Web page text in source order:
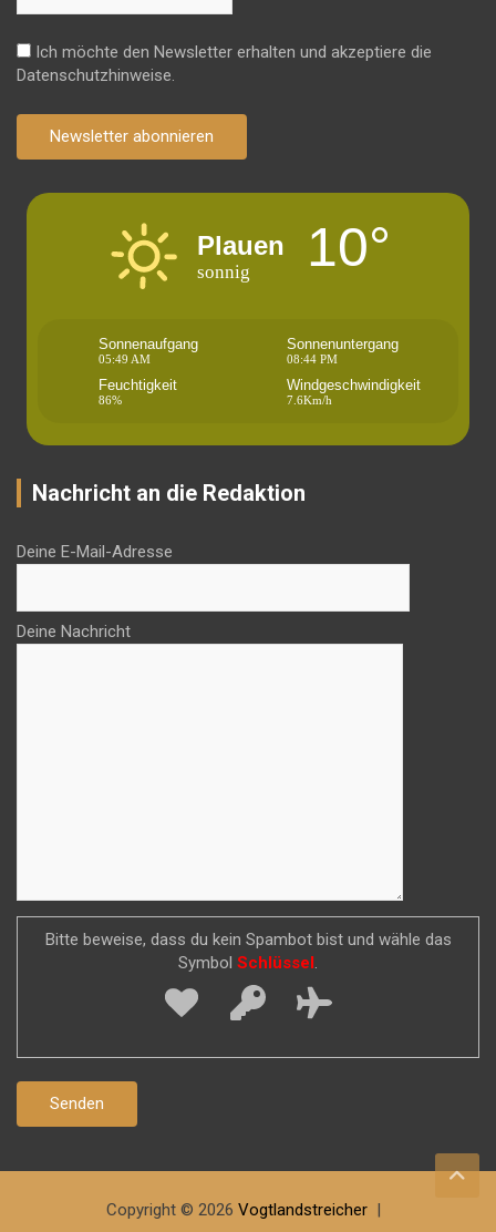
Ich möchte den Newsletter erhalten und akzeptiere die
Datenschutzhinweise.
Newsletter abonnieren
Plauen
sonnig 10°
Sonnenaufgang
05:49 AM
Sonnenuntergang
08:44 PM
Feuchtigkeit
86%
Windgeschwindigkeit
7.6Km/h
Nachricht an die Redaktion
Deine E-Mail-Adresse
Deine Nachricht
Bitte beweise, dass du kein Spambot bist und wähle das
Symbol Schlüssel .
Copyright © 2026 Vogtlandstreicher